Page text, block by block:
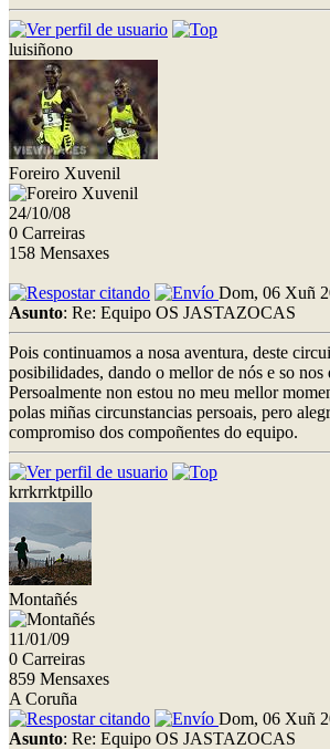
luisiñono
Foreiro Xuvenil
24/10/08
0 Carreiras
158 Mensaxes
Dom, 06 Xuñ
Asunto: Re: Equipo OS JASTAZOCAS
Pois continuamos a nosa aventura, deste
posibilidades, dando o mellor de nós e so nos
Persoalmente non estou no meu mellor
polas miñas circunstancias persoais, pero
compromiso dos compoñentes do equipo.
krrkrrktpillo
Montañés
11/01/09
0 Carreiras
859 Mensaxes
A Coruña
Dom, 06 Xuñ
Asunto: Re: Equipo OS JASTAZOCAS